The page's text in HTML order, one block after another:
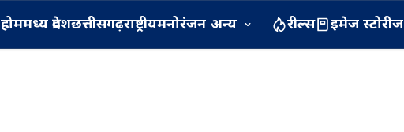
होममध्य प्रदेशछत्तीसगढ़राष्ट्रीयमनोरंजन अन्य रील्स इमेज स्टोरीज